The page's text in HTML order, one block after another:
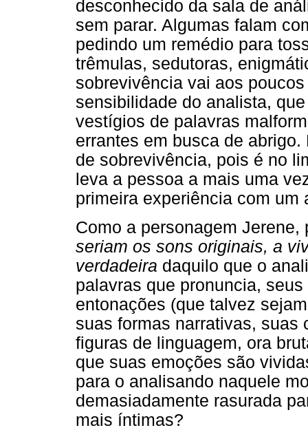
desconhecido da sala de
sem parar. Algumas falam
pedindo um remédio para
trêmulas, sedutoras,
sobrevivência vai aos
sensibilidade do analista,
vestígios de palavras
errantes em busca de
de sobrevivência, pois é no
leva a pessoa a mais uma
primeira experiência com um
Como a personagem
seriam os sons originais, a
verdadeira daquilo que o
palavras que pronuncia,
entonações (que talvez
suas formas narrativas, suas
figuras de linguagem, ora
que suas emoções são
para o analisando naquele
demasiadamente rasurada
mais íntimas?